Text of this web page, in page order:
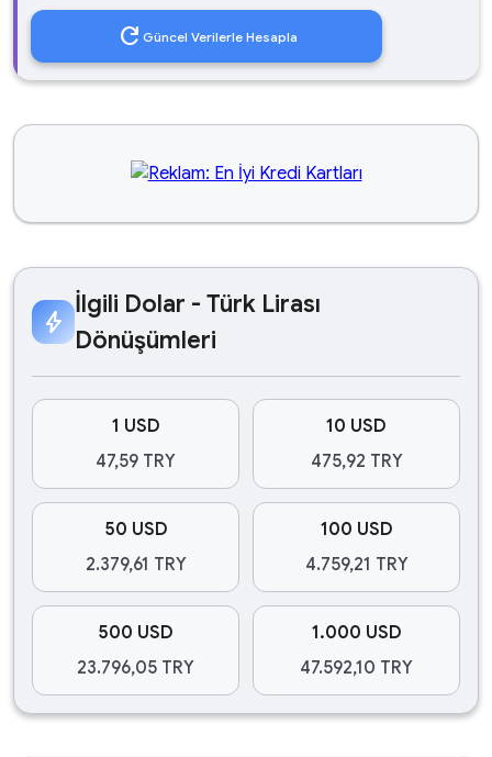
refresh Güncel Verilerle Hesapla
bolt
İlgili Dolar - Türk Lirası
Dönüşümleri
1 USD
47,59 TRY
10 USD
475,92 TRY
50 USD
2.379,61 TRY
100 USD
4.759,21 TRY
500 USD
23.796,05 TRY
1.000 USD
47.592,10 TRY